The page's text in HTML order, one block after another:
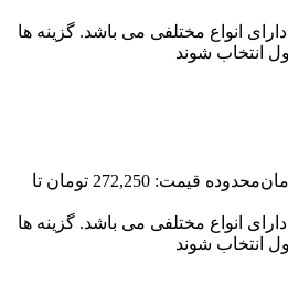
انواع مختلفی می باشد. گزینه ها
انتخاب شوند
محدوده قیمت: 272,250 تومان تا
انواع مختلفی می باشد. گزینه ها
انتخاب شوند